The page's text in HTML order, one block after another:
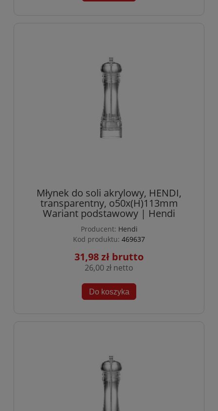
Młynek do soli akrylowy, HENDI,
transparentny, o50x(H)113mm
Wariant podstawowy | Hendi
Producent: Hendi
Kod produktu: 469637
31,98 zł
26,00 zł
Do koszyka